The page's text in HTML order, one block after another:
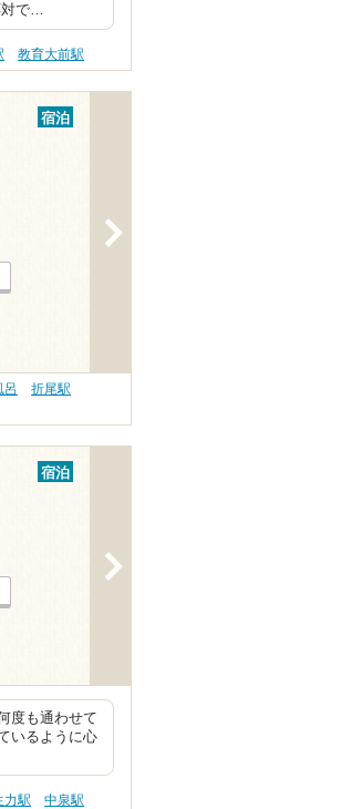
対で…
教育大前駅
宿泊
呂
折尾駅
宿泊
度も通わせて
いるように心
力駅
中泉駅